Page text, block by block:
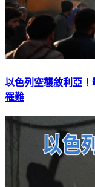
以色列空襲敘利亞
罹難